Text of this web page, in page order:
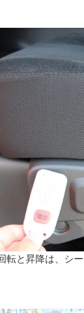
転と昇降は、シ